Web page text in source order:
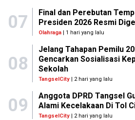
07
Final dan Perebutan
Presiden 2026 Resmi
Olahraga| 1 hari yang lalu
08
Jelang Tahapan Pemilu
Gencarkan Sosialisasi
Sekolah
TangselCity| 2 hari yang lalu
09
Anggota DPRD Tangsel
Alami Kecelakaan Di Tol
TangselCity| 2 hari yang lalu